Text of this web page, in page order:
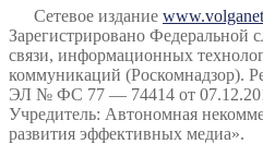
Сетевое издание
Зарегистрировано Федеральной
связи, информационных
коммуникаций (Роскомнадзор).
ЭЛ № ФС 77 — 74414 от
Учредитель: Автономная
развития эффективных медиа».